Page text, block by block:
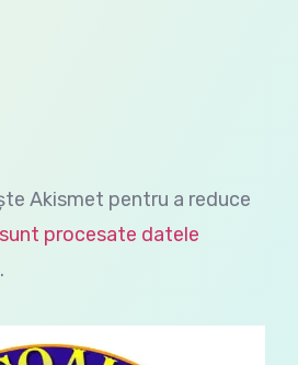
Akismet pentru a reduce
procesate datele
.